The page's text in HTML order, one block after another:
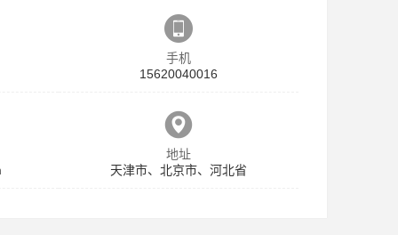
手机
15620040016
地址
天津市、北京市、河北省